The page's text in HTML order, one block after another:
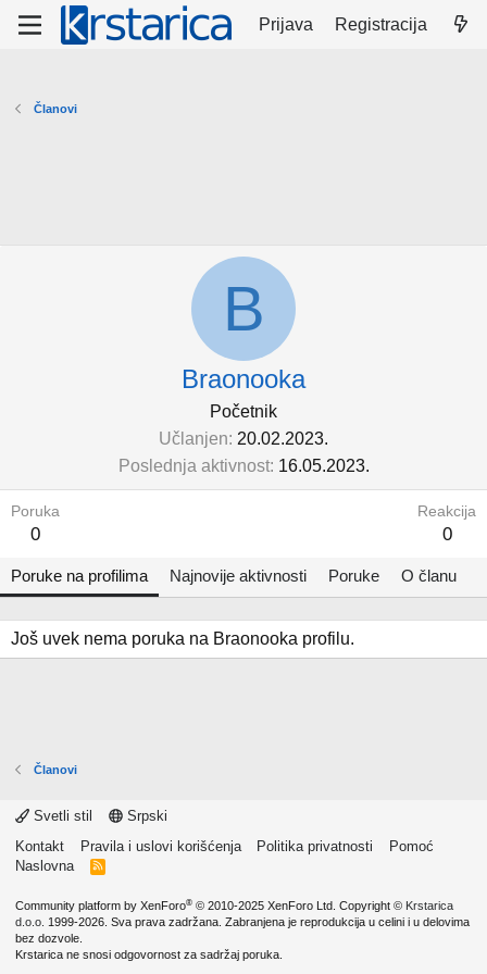
Prijava Registracija
Članovi
B
Braonooka
Početnik
Učlanjen 20.02.2023.
Poslednja aktivnost 16.05.2023.
Poruka
0
Reakcija
0
Poruke na profilima Najnovije aktivnosti Poruke O članu
Još uvek nema poruka na Braonooka profilu.
Članovi
Svetli stil
Srpski
Kontakt
Pravila i uslovi korišćenja Politika privatnosti
Pomoć
Naslovna
R
Community platform by XenForo® © 2010-2025 XenForo Ltd. Copyright © Krstarica
d.o.o. 1999-2026. Sva prava zadržana. Zabranjena je reprodukcija u celini i u delovima
bez dozvole.
Krstarica ne snosi odgovornost za sadržaj poruka.